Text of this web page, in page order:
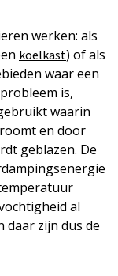
werken: als
koelkast) of als
waar een
is,
waarin
en door
geblazen. De
al
daar zijn dus de